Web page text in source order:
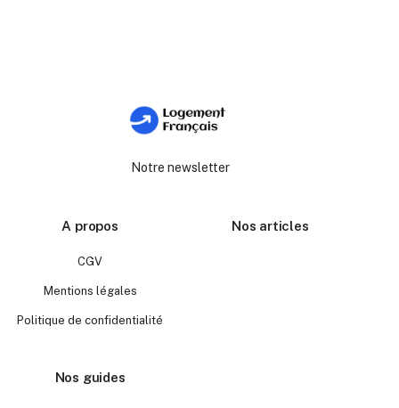
Notre newsletter
A propos
CGV
Mentions légales
Politique de confidentialité
Nos articles
Nos guides